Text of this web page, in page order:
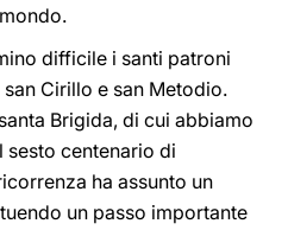
difficile i santi patroni
san Cirillo e san Metodio.
Brigida, di cui abbiamo
sesto centenario di
ha assunto un
un passo importante